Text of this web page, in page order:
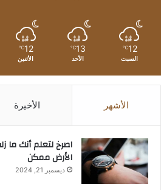
12
℃
السبت
13
℃
الأحد
12
℃
الأثنين
الأشهر الأخيرة
‫اصرخ لتعلم أنك ما
الأرض ممكن
ديسمبر 21, 2024